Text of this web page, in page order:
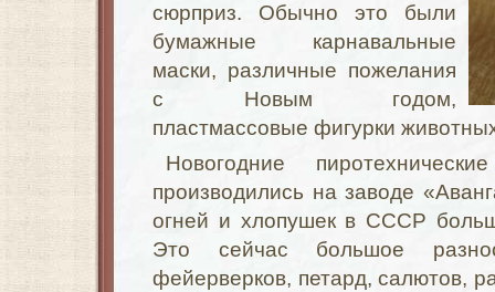
сюрприз. Обычно это были
бумажные карнавальные
маски, различные пожелания
с Новым годом,
пластмассовые фигурки
Новогодние
производились на заводе
огней и хлопушек в СССР
Это сейчас большое
фейерверков, петард, салютов,